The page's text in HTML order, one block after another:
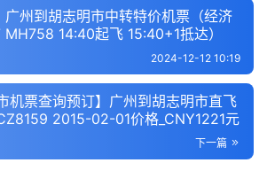
广州到胡志明市中转特价机票（经济
14:40起飞 15:40+1抵达）
2024-12-12 10:19
机票查询预订】广州到胡志明市直飞
2015-02-01价格_CNY1221元
下一篇